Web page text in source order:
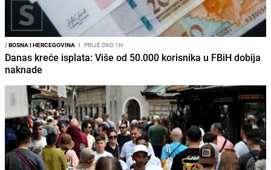
/BOSNA I HERCEGOVINA I PRIJE OKO 1H
Danas kreće isplata: Više od 50.000 korisnika u FBiH dobija
naknade